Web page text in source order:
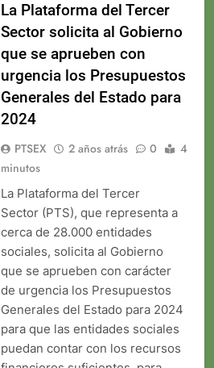
La Plataforma del Tercer
Sector solicita al Gobierno
que se aprueben con
urgencia los Presupuestos
Generales del Estado para
2024
PTSEX 2 años atrás 0
4
minutos
La Plataforma del Tercer
Sector (PTS), que representa a
cerca de 28.000 entidades
sociales, solicita al Gobierno
que se aprueben con carácter
de urgencia los Presupuestos
Generales del Estado para 2024
para que las entidades sociales
puedan contar con los recursos